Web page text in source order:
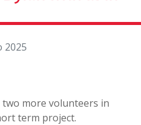
2025
two more volunteers in
term project.